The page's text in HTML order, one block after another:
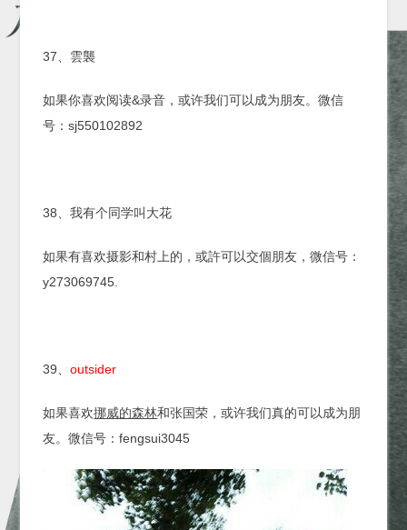
37、雲襲
如果你喜欢阅读&录音，或许我们可以成为朋友。微信
号：sj550102892
38、我有个同学叫大花
如果有喜欢摄影和村上的，或許可以交個朋友，微信号：
y273069745.
39、outsider
如果喜欢挪威的森林和张国荣，或许我们真的可以成为朋
友。微信号：fengsui3045